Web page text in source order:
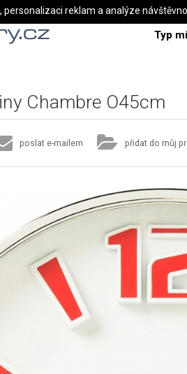
Typ
Chambre O45cm
poslat e-mailem přidat do můj
reklam a analýze